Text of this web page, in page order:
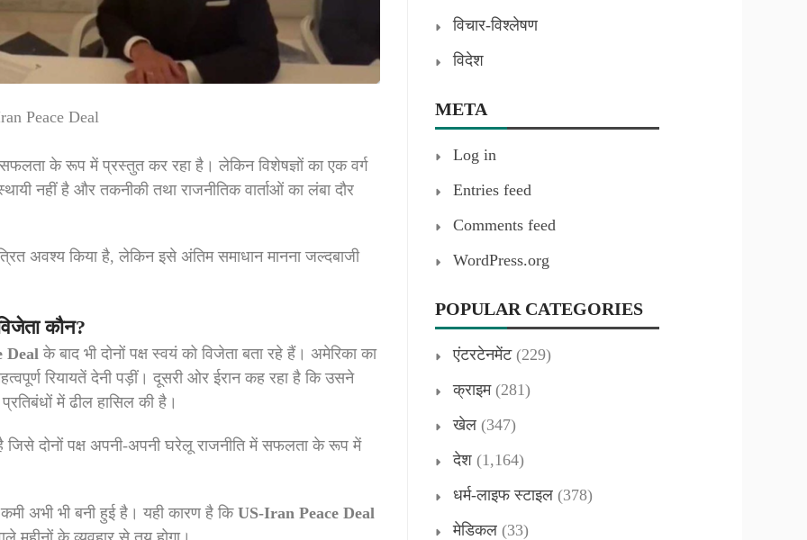
Peace Deal
के रूप में प्रस्तुत कर रहा है। लेकिन विशेषज्ञों का एक वर्ग
नहीं है और तकनीकी तथा राजनीतिक वार्ताओं का लंबा दौर
अवश्य किया है, लेकिन इसे अंतिम समाधान मानना जल्दबाजी
कौन?
Dealके बाद भी दोनों पक्ष स्वयं को विजेता बता रहे हैं। अमेरिका का
रियायतें देनी पड़ीं। दूसरी ओर ईरान कह रहा है कि उसने
में ढील हासिल की है।
दोनों पक्ष अपनी-अपनी घरेलू राजनीति में सफलता के रूप में
अभी भी बनी हुई है। यही कारण है किUS-Iran Peace Deal
विचार-विश्लेषण
विदेश
META
Log in
Entries feed
Comments feed
WordPress.org
POPULAR CATEGORIES
एंटरटेनमेंट(229)
क्राइम(281)
खेल (347)
देश (1,164)
धर्म-लाइफ स्टाइल (378)
मेडिकल (33)